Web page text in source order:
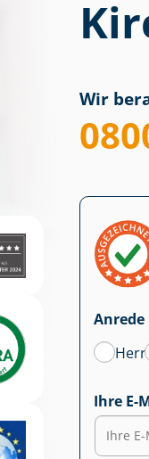
Wir
Anrede
Herr
Ihre E-